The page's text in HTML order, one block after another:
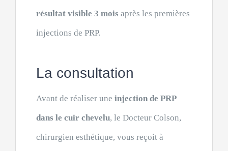
résultat visible 3 mois après les premières
injections de PRP.
La consultation
Avant de réaliser une injection de PRP
dans le cuir chevelu, le Docteur Colson,
chirurgien esthétique, vous reçoit à